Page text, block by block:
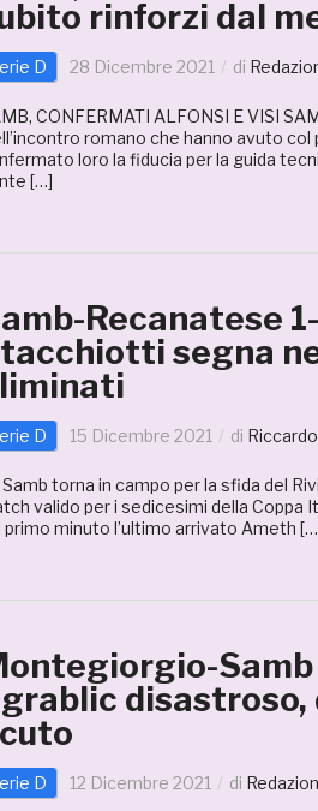
rinforzi dal
D 28 Dicembre 2021 di
CONFERMATI ALFONSI E VISI
romano che hanno avuto
loro la fiducia per la guida
[…]
Recanatese
segna
D 15 Dicembre 2021 di
Samb torna in campo per la sfida del
valido per i sedicesimi della Coppa
primo minuto l’ultimo arrivato Ameth
Samb
disastroso,
D 12 Dicembre 2021 di